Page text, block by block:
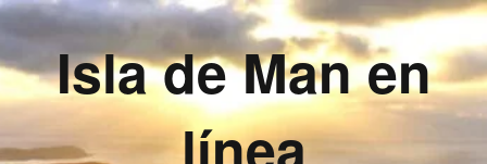
Isla de Man en
línea